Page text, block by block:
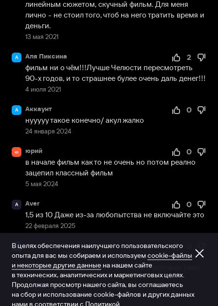
13 мая 2021
линейным сюжетом, скучный фильм. Для меня
лично - не стоил того, чтоб на него тратить время и
деньги.
А Аля Пиксина
4 июля 2021
2
фильм ни о чём!!!Лучше Челюсти пересмотреть
90-х годов, и то страшнее булее очень даль денег!!!
А Аккаунт
24 января 2024
0
нууууу такое конечно/ акул жалко
ю юрий
5 мая 2024
0
в начале фильм как то не очень но потом реално
зацепил классный фильм
A Aver
22 февраля 2025
0
1,5 из 10 Даже из-за любопытства не включайте это
А Аккаунт
4 сентября 2025
Фильм держит в напряжении на протяжении всего
времени. Для любителей фильмов с акулами само
то.
В целях обеспечения наилучшего пользовательского
опыта для вас мы собираем и используемcookie-файлы
и некоторые другие данные на нашем сайте
в технических, аналитических и маркетинговых целях.
Продолжая просмотр нашего сайта, вы соглашаетесь
на сбор и использование cookie-файлов и других данных
нами в соответствии с Политикой